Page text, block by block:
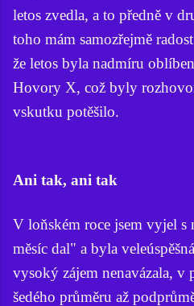
letos zvedla, a to předně v
toho mám samozřejmě
že letos byla nadmíru
Hovory X, což byly
vskutku potěšilo.
Ani tak, ani tak
V loňském roce jsem vyjel
měsíc dal" a byla
vysoký zájem nenavázala, v
šedého průměru až